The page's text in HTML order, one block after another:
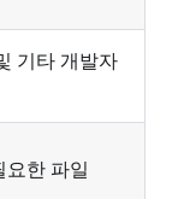
기타 개발자
한 파일